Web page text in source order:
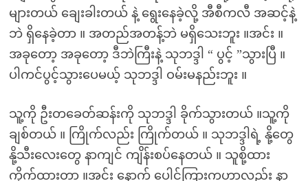
များတယ် ချေးခါးတယ် နဲ့ ရွေးနေခဲ့လို့ အီစီကလီ အဆင့်နဲ့
ဘဲ ရှိနေခဲ့တာ ။ အတည်အတန့်ဘဲ မရှိသေးဘူး ။အင်း ။
အခုတော့ အခုတော့ ဒီဘဲကြီးနဲ့ သုဘဒ္ဒါ “ ပွင့် ”သွားပြီ ။
ပါကင်ပွင့်သွားပေမယ့် သုဘဒ္ဒါ ဝမ်းမနည်းဘူး ။
သူ့ကို ဦးတခေတ်ဆန်းကို သုဘဒ္ဒါ ခိုက်သွားတယ် ။သူ့ကို
ချစ်တယ် ။ ကြိုက်လည်း ကြိုက်တယ် ။ သုဘဒ္ဒါရဲ့ နို့တွေ
နို့သီးလေးတွေ နာကျင် ကျိန်းစပ်နေတယ် ။ သူစို့ထား
ကိုက်ထားတာ ။အင်း နောက် ပေါင်ကြားကဟာလည်း နာ